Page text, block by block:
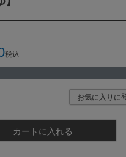
税込
お気に入りに
カートに入れる